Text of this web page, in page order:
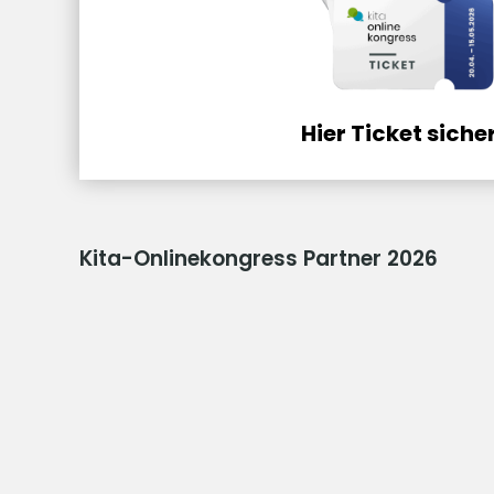
Hier Ticket
Kita-Onlinekongress Partner 2026